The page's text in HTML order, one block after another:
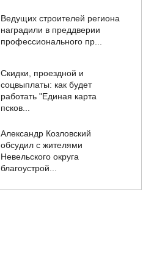
Ведущих строителей региона
наградили в преддверии
профессионального пр...
Скидки, проездной и
соцвыплаты: как будет
работать "Единая карта
псков...
Александр Козловский
обсудил с жителями
Невельского округа
благоустрой...